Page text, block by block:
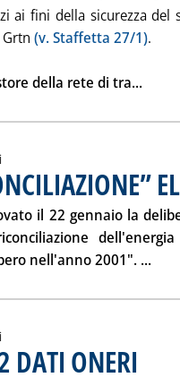
ai fini della sicurezza del
(v. Staffetta 27/1).
della rete di tra...Leggi
il 22 gennaio la
nell'anno 2001". ...
DATI ONERI